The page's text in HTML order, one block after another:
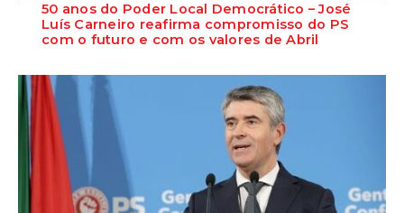
50 anos do Poder Local Democrático – José
Luís Carneiro reafirma compromisso do PS
com o futuro e com os valores de Abril
PS com o futuro das novas gera...